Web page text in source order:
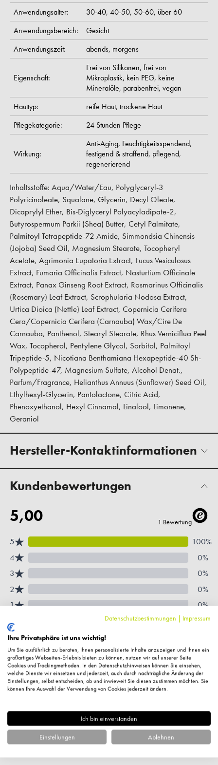
Anwendungsalter: 30-40, 40-50, 50-60, über 60
Anwendungsbereich:
Gesicht
Anwendungszeit:
abends, morgens
Eigenschaft:
Frei von Silikonen, frei von
Mikroplastik, kein PEG, keine
Mineralöle, parabenfrei, vegan
Hauttyp:
reife Haut, trockene Haut
Pflegekategorie:
24 Stunden Pflege
Wirkung:
Anti-Aging, Feuchtigkeitsspendend,
festigend & straffend, pflegend,
regenerierend
Inhaltsstoffe: Aqua/Water/Eau, Polyglyceryl-3
Polyricinoleate, Squalane, Glycerin, Decyl Oleate,
Dicaprylyl Ether, Bis-Diglyceryl Polyacyladipate-2,
Butyrospermum Parkii (Shea) Butter, Cetyl Palmitate,
Palmitoyl Tetrapeptide-72 Amide, Simmondsia Chinensis
(Jojoba) Seed Oil, Magnesium Stearate, Tocopheryl
Acetate, Agrimonia Eupatoria Extract, Fucus Vesiculosus
Extract, Fumaria Officinalis Extract, Nasturtium Officinale
Extract, Panax Ginseng Root Extract, Rosmarinus Officinalis
(Rosemary) Leaf Extract, Scrophularia Nodosa Extract,
Urtica Dioica (Nettle) Leaf Extract, Copernicia Cerifera
Cera/Copernicia Cerifera (Carnauba) Wax/Cire De
Carnauba, Panthenol, Stearyl Stearate, Rhus Verniciflua Peel
Wax, Tocopherol, Pentylene Glycol, Sorbitol, Palmitoyl
Tripeptide-5, Nicotiana Benthamiana Hexapeptide-40 Sh-
Polypeptide-47, Magnesium Sulfate, Alcohol Denat.,
Parfum/Fragrance, Helianthus Annuus (Sunflower) Seed Oil,
Ethylhexyl-Glycerin, Pantolactone, Citric Acid,
Phenoxyethanol, Hexyl Cinnamal, Linalool, Limonene,
Geraniol
Hersteller-Kontaktinformationen
Kundenbewertungen
Fragen zum Artikel?
Datenschutzbestimmungen | Impressum
Ihre Privatsphäre ist uns wichtig!
Um Sie ausführlich zu beraten, Ihnen personalisierte Inhalte anzuzeigen und Ihnen ein
großartiges Webseiten-Erlebnis bieten zu können, nutzen wir auf unserer Seite
Cookies und Trackingmethoden. In den Datenschutzhinweisen können Sie einsehen,
welche Dienste wir einsetzen und jederzeit, auch durch nachträgliche Änderung der
Einstellungen, selbst entscheiden, ob und inwieweit Sie diesen zustimmen möchten. Sie
können Ihre Auswahl der Verwendung von Cookies jederzeit ändern.
Ich bin einverstanden
Einstellungen Ablehnen